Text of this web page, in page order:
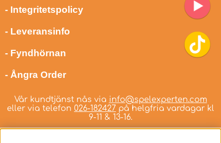
- Integritetspolicy
- Leveransinfo
- Fyndhörnan
- Ångra Order
Vår kundtjänst nås via info@spelexperten.com
eller via telefon 026-182427 på helgfria vardagar kl
9-11 & 13-16.